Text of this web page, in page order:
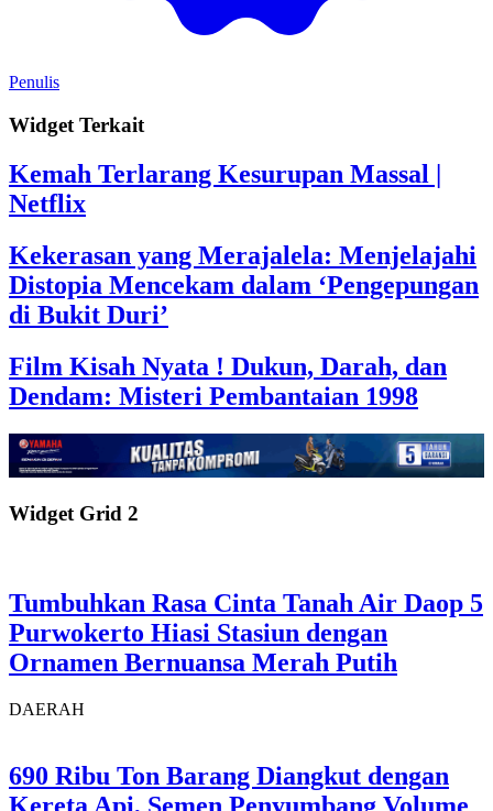
Penulis
Widget Terkait
Kemah Terlarang Kesurupan Massal |
Netflix
Kekerasan yang Merajalela: Menjelajahi
Distopia Mencekam dalam ‘Pengepungan
di Bukit Duri’
Film Kisah Nyata ! Dukun, Darah, dan
Dendam: Misteri Pembantaian 1998
Widget Grid 2
Tumbuhkan Rasa Cinta Tanah Air Daop 5
Purwokerto Hiasi Stasiun dengan
Ornamen Bernuansa Merah Putih
DAERAH
690 Ribu Ton Barang Diangkut dengan